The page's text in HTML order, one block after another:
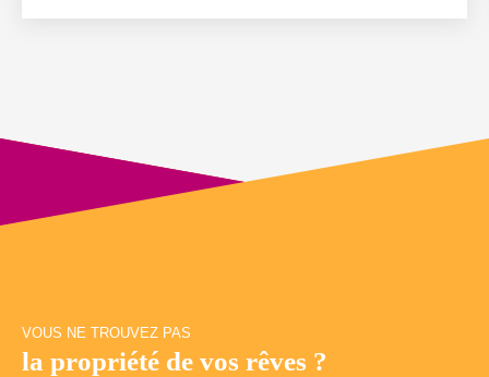
recherché, à proximité immédiate des commerces, des transports
Il a conservé tout le charme de l'ancien avec son parquet, ses
élégantes moulures et son atmosphère chaleureuse. Agencé par
un architecte, il bénéficie d'une distribution optimisée où chaque
cave vient compléter ce bien. Un appartement lumineux, sans
vis-à-vis, alliant le charme de l'ancien à un aménagement
VOUS NE TROUVEZ PAS
la propriété de vos rêves ?